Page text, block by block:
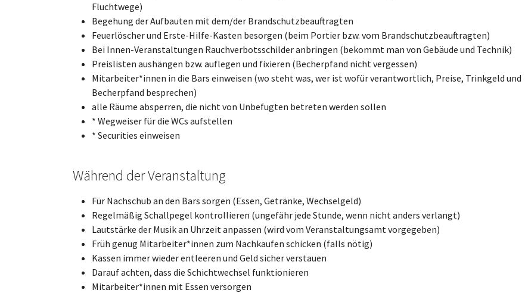
Fluchtwege)
Begehung der Aufbauten mit dem/der Brandschutzbeauftragten
Feuerlöscher und Erste-Hilfe-Kasten besorgen (beim Portier bzw. vom Brandschutzbeauftragten)
Bei Innen-Veranstaltungen Rauchverbotsschilder anbringen (bekommt man von Gebäude und Technik)
Preislisten aushängen bzw. auflegen und fixieren (Becherpfand nicht vergessen)
Mitarbeiter*innen in die Bars einweisen (wo steht was, wer ist wofür verantwortlich, Preise, Trinkgeld und
Becherpfand besprechen)
alle Räume absperren, die nicht von Unbefugten betreten werden sollen
* Wegweiser für die WCs aufstellen
* Securities einweisen
Während der Veranstaltung
Für Nachschub an den Bars sorgen (Essen, Getränke, Wechselgeld)
Regelmäßig Schallpegel kontrollieren (ungefähr jede Stunde, wenn nicht anders verlangt)
Lautstärke der Musik an Uhrzeit anpassen (wird vom Veranstaltungsamt vorgegeben)
Früh genug Mitarbeiter*innen zum Nachkaufen schicken (falls nötig)
Kassen immer wieder entleeren und Geld sicher verstauen
Darauf achten, dass die Schichtwechsel funktionieren
Mitarbeiter*innen mit Essen versorgen